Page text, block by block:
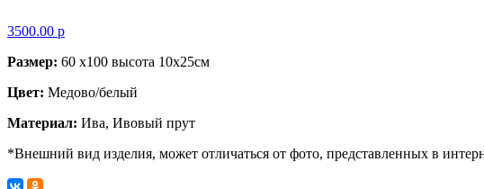
3500.00 р
Размер: 60 х100 высота 10х25см
Цвет: Медово/белый
Материал: Ива, Ивовый прут
*Внешний вид изделия, может отличаться от фото, представленных в